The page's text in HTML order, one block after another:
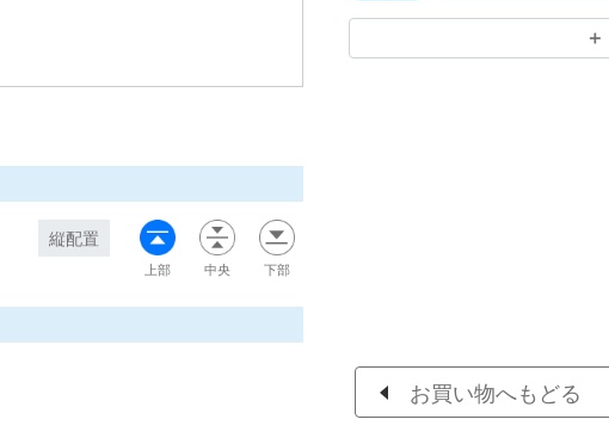
縦配置
上部 中央 下部
お買い物へもどる